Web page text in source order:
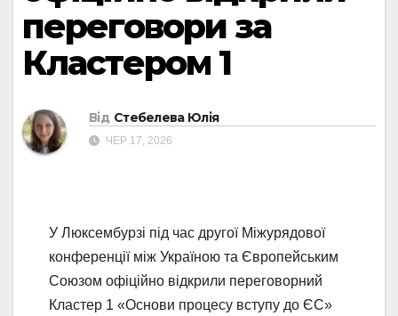
переговори за
Кластером 1
Від Стебелева Юлія
ЧЕР 17, 2026
У Люксембурзі під час другої Міжурядової
конференції між Україною та Європейським
Союзом офіційно відкрили переговорний
Кластер 1 «Основи процесу вступу до ЄС»